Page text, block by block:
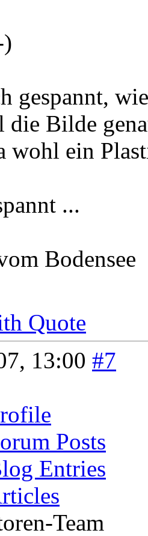
gespannt,
die Bilde
wohl ein
...
Bodensee
Quote
13:00 #7
Posts
Entries
Team